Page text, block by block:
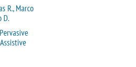
R., Marco
D.